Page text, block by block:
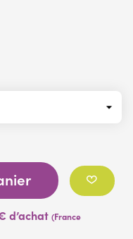
d’achat (France